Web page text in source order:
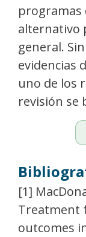
programas
alternativo
general.
evidencias
uno de los
revisión se
[1]
Treatment
outcomes